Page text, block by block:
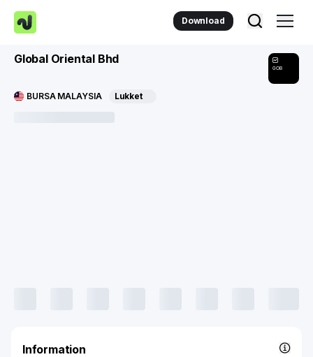
Download
Global Oriental Bhd
GOB
BURSA MALAYSIA Lukket
Information